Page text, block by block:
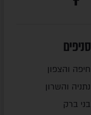
סניפים
חיפה והצפון
נתניה והשרון
בני ברק